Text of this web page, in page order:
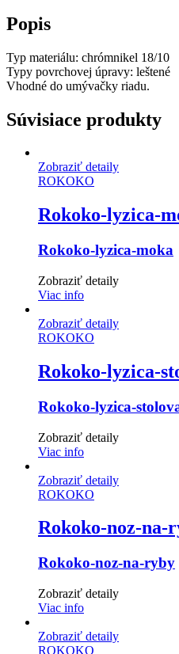
Popis
Typ materiálu: chrómnikel 18/10
Typy povrchovej úpravy: leštené
Vhodné do umývačky riadu.
Súvisiace produkty
Zobraziť detaily
ROKOKO
Rokoko-lyzica-
Rokoko-lyzica-moka
Zobraziť detaily
Viac info
Zobraziť detaily
ROKOKO
Rokoko-lyzica-
Rokoko-lyzica-
Zobraziť detaily
Viac info
Zobraziť detaily
ROKOKO
Rokoko-noz-na-
Rokoko-noz-na-ryby
Zobraziť detaily
Viac info
Zobraziť detaily
ROKOKO